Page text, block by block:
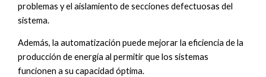
problemas y el aislamiento de secciones defectuosas del
sistema.
Además, la automatización puede mejorar la eficiencia de la
producción de energía al permitir que los sistemas
funcionen a su capacidad óptima.